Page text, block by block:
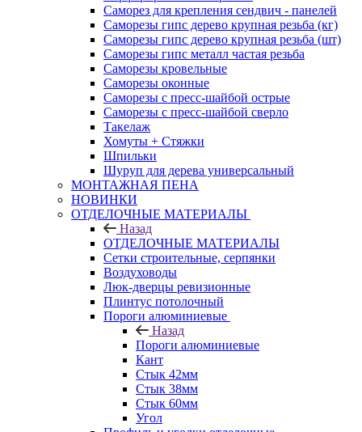
Саморез для крепления сендвич - панелей
Саморезы гипс дерево крупная резьба (кг)
Саморезы гипс дерево крупная резьба (шт)
Саморезы гипс металл частая резьба
Саморезы кровельные
Саморезы оконные
Саморезы с пресс-шайбой острые
Саморезы с пресс-шайбой сверло
Такелаж
Хомуты + Стяжки
Шпильки
Шуруп для дерева универсальный
МОНТАЖНАЯ ПЕНА
НОВИНКИ
ОТДЕЛОЧНЫЕ МАТЕРИАЛЫ
Назад
ОТДЕЛОЧНЫЕ МАТЕРИАЛЫ
Сетки строительные, серпянки
Воздуховоды
Люк-дверцы ревизионные
Плинтус потолочный
Пороги алюминиевые
Назад
Пороги алюминиевые
Кант
Стык 42мм
Стык 38мм
Стык 60мм
Угол